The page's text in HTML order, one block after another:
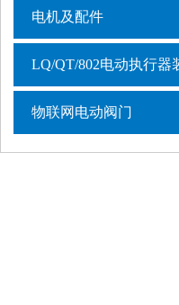
电机及配件
LQ/QT/802电动执行器
物联网电动阀门